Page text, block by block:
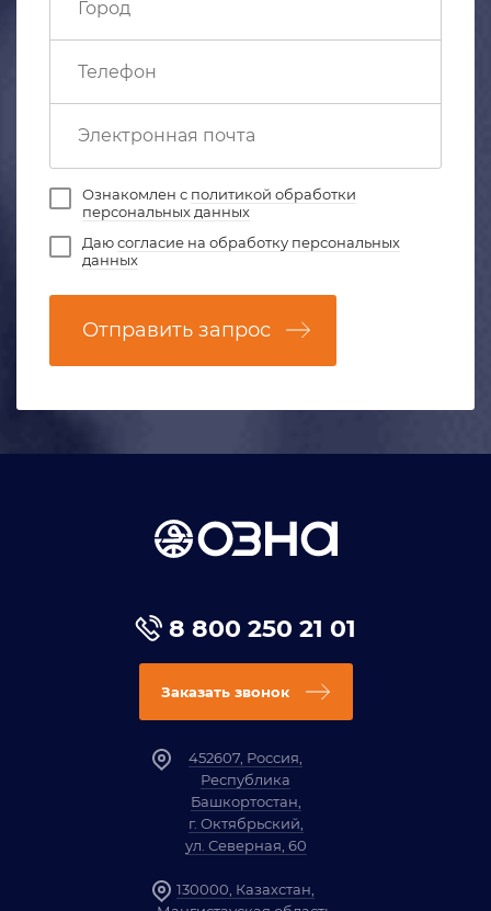
Ознакомлен с политикой обработки
персональных данных
Даюсогласие на обработку персональных
данных
Отправить запрос
8 800 250 21 01
Заказать звонок
452607, Россия,
Республика
Башкортостан,
г. Октябрьский,
ул. Северная, 60
130000, Казахстан,